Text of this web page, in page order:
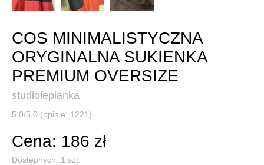
COS MINIMALISTYCZNA
ORYGINALNA SUKIENKA
PREMIUM OVERSIZE
studiolepianka
5,0/5,0 (opinie: 1221)
Cena: 186 zł
Dostępnych: 1 szt.